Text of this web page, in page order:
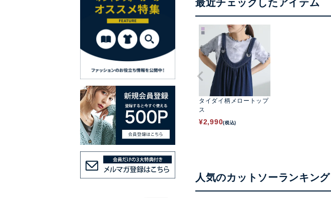
最近チェックしたアイテム
タイダイ柄メロートップ
ス
¥2,990(税込)
人気のカットソーランキング